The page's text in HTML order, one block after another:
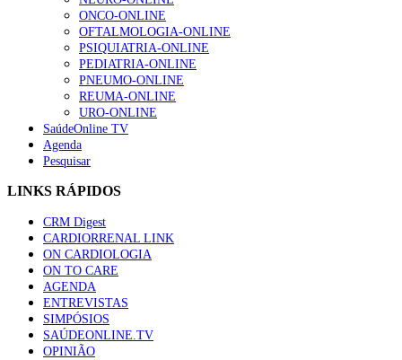
ONCO-ONLINE
OFTALMOLOGIA-ONLINE
PSIQUIATRIA-ONLINE
PEDIATRIA-ONLINE
PNEUMO-ONLINE
REUMA-ONLINE
URO-ONLINE
SaúdeOnline TV
Agenda
Pesquisar
LINKS RÁPIDOS
CRM Digest
CARDIORRENAL LINK
ON CARDIOLOGIA
ON TO CARE
AGENDA
ENTREVISTAS
SIMPÓSIOS
SAÚDEONLINE.TV
OPINIÃO